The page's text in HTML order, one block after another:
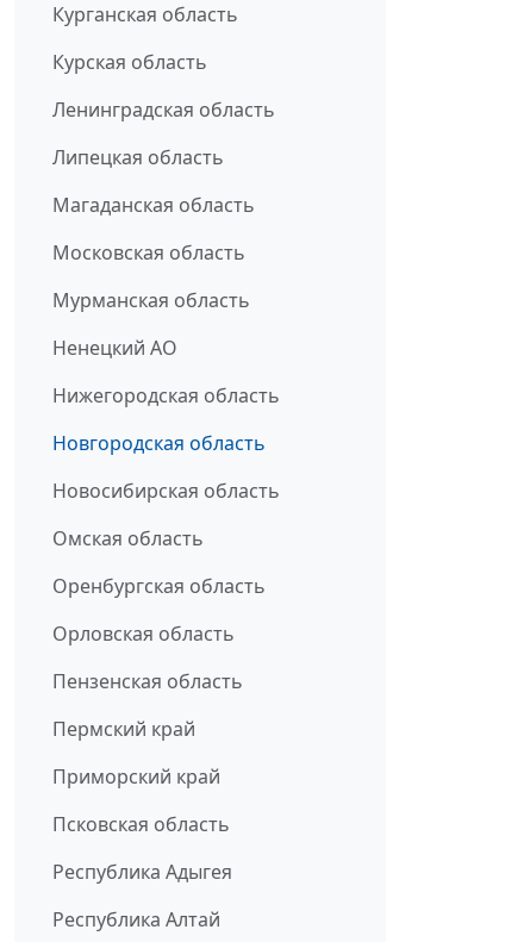
Курганская область
Курская область
Ленинградская область
Липецкая область
Магаданская область
Московская область
Мурманская область
Ненецкий АО
Нижегородская область
Новгородская область
Новосибирская область
Омская область
Оренбургская область
Орловская область
Пензенская область
Пермский край
Приморский край
Псковская область
Республика Адыгея
Республика Алтай